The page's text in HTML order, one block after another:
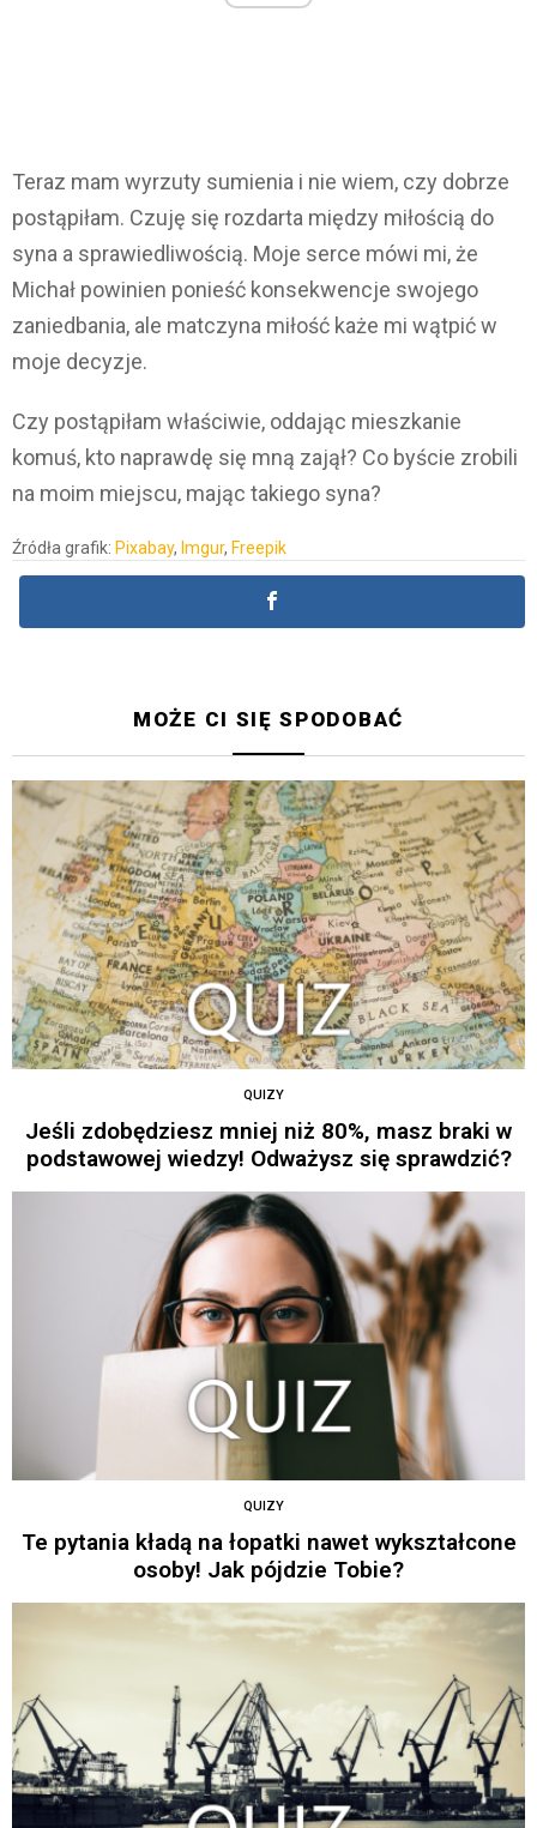
Teraz mam wyrzuty sumienia i nie wiem, czy dobrze
postąpiłam. Czuję się rozdarta między miłością do
syna a sprawiedliwością. Moje serce mówi mi, że
Michał powinien ponieść konsekwencje swojego
zaniedbania, ale matczyna miłość każe mi wątpić w
moje decyzje.
Czy postąpiłam właściwie, oddając mieszkanie
komuś, kto naprawdę się mną zajął? Co byście zrobili
na moim miejscu, mając takiego syna?
Źródła grafik: Pixabay, Imgur, Freepik
MOŻE CI SIĘ SPODOBAĆ
QUIZY
Jeśli zdobędziesz mniej niż 80%, masz braki w
podstawowej wiedzy! Odważysz się sprawdzić?
QUIZY
Te pytania kładą na łopatki nawet wykształcone
osoby! Jak pójdzie Tobie?